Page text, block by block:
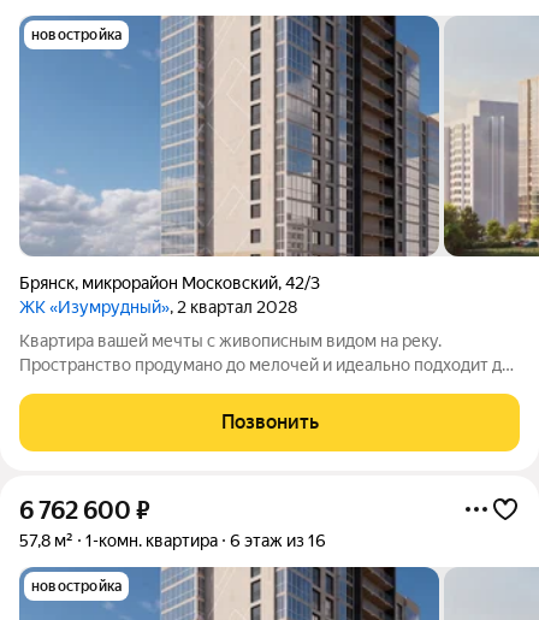
новостройка
Брянск, микрорайон Московский,42/3
ЖК «Изумрудный», 2 квартал 2028
Квартира вашей мечты с живописным видом на реку.
Пространство продумано до мелочей и идеально подходит для
квартиры: с удобной планировкой и панорамными окнами.
Среди предложений вы без труда
Позвонить
6 762 600 ₽
57,8 м² 1-комн. квартира 6 этаж из 16
новостройка